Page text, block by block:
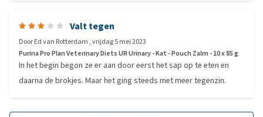
Valt tegen
DoorEd van Rotterdam,vrijdag 5 mei 2023
Purina Pro Plan Veterinary Diets UR Urinary - Kat - Pouch Zalm - 10 x 85 g
In het begin begon ze er aan door eerst het sap op te eten en
daarna de brokjes. Maar het ging steeds met meer tegenzin.